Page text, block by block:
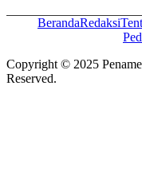
BerandaRedaksi
Copyright © 2025
Reserved.